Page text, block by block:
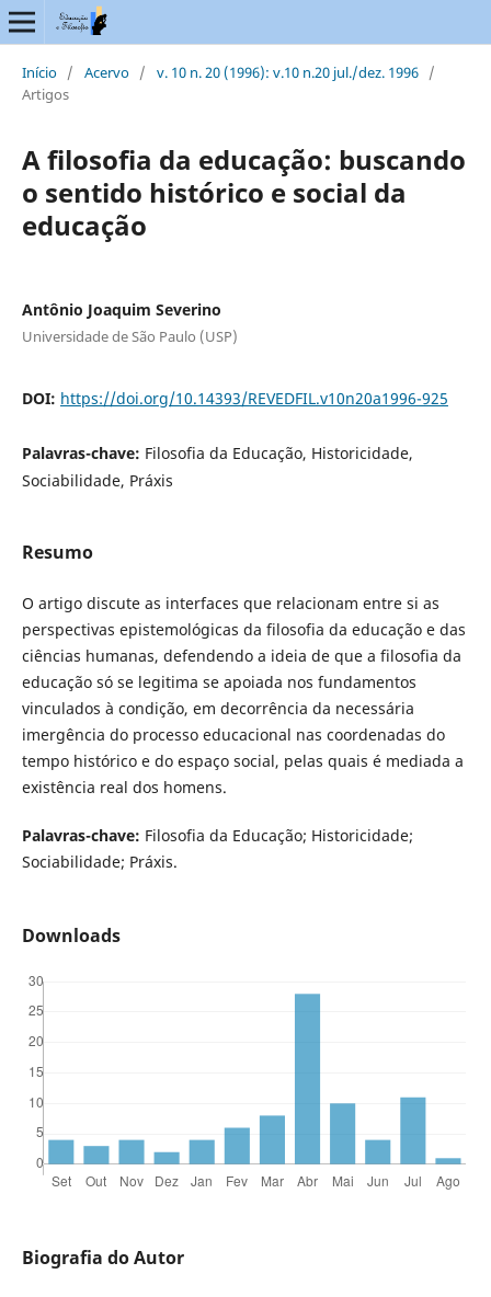
Início / Acervo / v. 10 n. 20 (1996): v.10 n.20 jul./dez. 1996 /
Artigos
A filosofia da educação: buscando
o sentido histórico e social da
educação
Antônio Joaquim Severino
Universidade de São Paulo (USP)
DOI: https://doi.org/10.14393/REVEDFIL.v10n20a1996-925
Palavras-chave: Filosofia da Educação, Historicidade,
Sociabilidade, Práxis
Resumo
O artigo discute as interfaces que relacionam entre si as
perspectivas epistemológicas da filosofia da educação e das
ciências humanas, defendendo a ideia de que a filosofia da
educação só se legitima se apoiada nos fundamentos
vinculados à condição, em decorrência da necessária
imergência do processo educacional nas coordenadas do
tempo histórico e do espaço social, pelas quais é mediada a
existência real dos homens.
Palavras-chave: Filosofia da Educação; Historicidade;
Sociabilidade; Práxis.
Downloads
Biografia do Autor